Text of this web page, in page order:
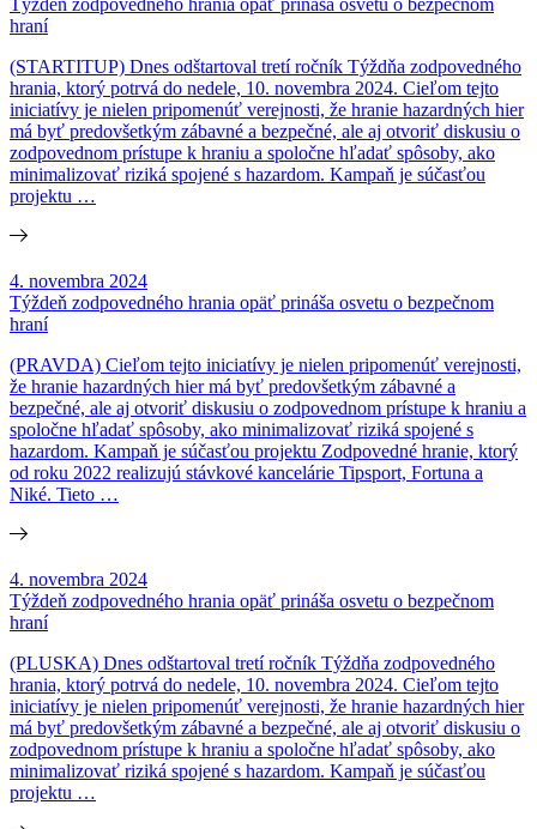
hraní
(STARTITUP) Dnes odštartoval tretí ročník Týždňa zodpovedného
hrania, ktorý potrvá do nedele, 10. novembra 2024. Cieľom tejto
iniciatívy je nielen pripomenúť verejnosti, že hranie hazardných hier
má byť predovšetkým zábavné a bezpečné, ale aj otvoriť diskusiu o
zodpovednom prístupe k hraniu a spoločne hľadať spôsoby, ako
minimalizovať riziká spojené s hazardom. Kampaň je súčasťou
projektu …
4. novembra 2024
Týždeň zodpovedného hrania opäť prináša osvetu o bezpečnom
hraní
(PRAVDA) Cieľom tejto iniciatívy je nielen pripomenúť verejnosti,
že hranie hazardných hier má byť predovšetkým zábavné a
bezpečné, ale aj otvoriť diskusiu o zodpovednom prístupe k hraniu a
spoločne hľadať spôsoby, ako minimalizovať riziká spojené s
hazardom. Kampaň je súčasťou projektu Zodpovedné hranie, ktorý
od roku 2022 realizujú stávkové kancelárie Tipsport, Fortuna a
Niké. Tieto …
4. novembra 2024
Týždeň zodpovedného hrania opäť prináša osvetu o bezpečnom
hraní
(PLUSKA) Dnes odštartoval tretí ročník Týždňa zodpovedného
hrania, ktorý potrvá do nedele, 10. novembra 2024. Cieľom tejto
iniciatívy je nielen pripomenúť verejnosti, že hranie hazardných hier
má byť predovšetkým zábavné a bezpečné, ale aj otvoriť diskusiu o
zodpovednom prístupe k hraniu a spoločne hľadať spôsoby, ako
minimalizovať riziká spojené s hazardom. Kampaň je súčasťou
projektu …